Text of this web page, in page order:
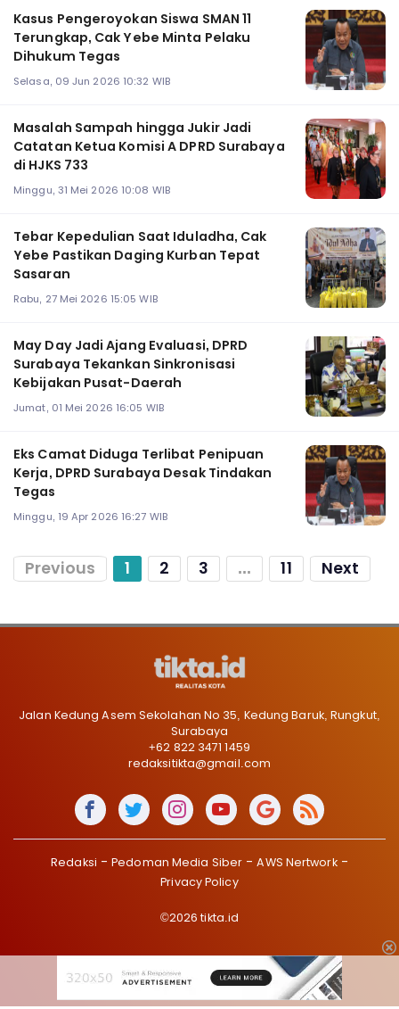
‎Kasus Pengeroyokan Siswa SMAN 11
Terungkap, Cak Yebe Minta Pelaku
Dihukum Tegas
Selasa, 09 Jun 2026 10:32 WIB
Masalah Sampah hingga Jukir Jadi
Catatan Ketua Komisi A DPRD Surabaya
di HJKS 733
Minggu, 31 Mei 2026 10:08 WIB
Tebar Kepedulian Saat Iduladha, Cak
Yebe Pastikan Daging Kurban Tepat
Sasaran ‎
Rabu, 27 Mei 2026 15:05 WIB
‎May Day Jadi Ajang Evaluasi, DPRD
Surabaya Tekankan Sinkronisasi
Kebijakan Pusat-Daerah
Jumat, 01 Mei 2026 16:05 WIB
Eks Camat Diduga Terlibat Penipuan
Kerja, DPRD Surabaya Desak Tindakan
Tegas ‎
Minggu, 19 Apr 2026 16:27 WIB
Previous 1 2 3 ... 11 Next
Jalan Kedung Asem Sekolahan No 35, Kedung Baruk, Rungkut,
Surabaya
+62 822 3471 1459
redaksitikta@gmail.com
Redaksi Pedoman Media Siber
AWS Nertwork
Privacy Policy
©2026 tikta.id